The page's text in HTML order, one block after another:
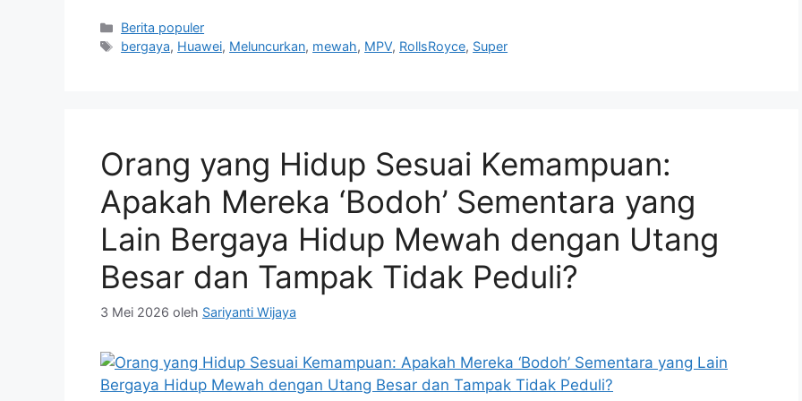
Kategori
Berita populer
Tag
bergaya, Huawei, Meluncurkan, mewah, MPV, RollsRoyce, Super
Orang yang Hidup Sesuai Kemampuan:
Apakah Mereka ‘Bodoh’ Sementara yang
Lain Bergaya Hidup Mewah dengan Utang
Besar dan Tampak Tidak Peduli?
3 Mei 2026 oleh Sariyanti Wijaya